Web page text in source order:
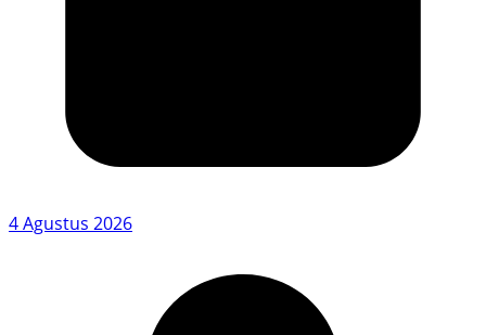
4 Agustus 2026